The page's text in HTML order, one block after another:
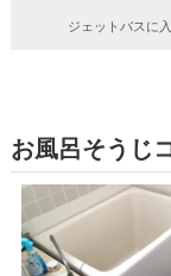
ジェットバスに
お風呂そうじ